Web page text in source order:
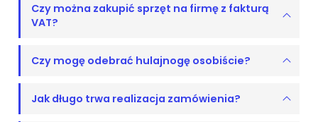
Czy można zakupić sprzęt na firmę z fakturą
VAT?
Czy mogę odebrać hulajnogę osobiście?
Jak długo trwa realizacja zamówienia?